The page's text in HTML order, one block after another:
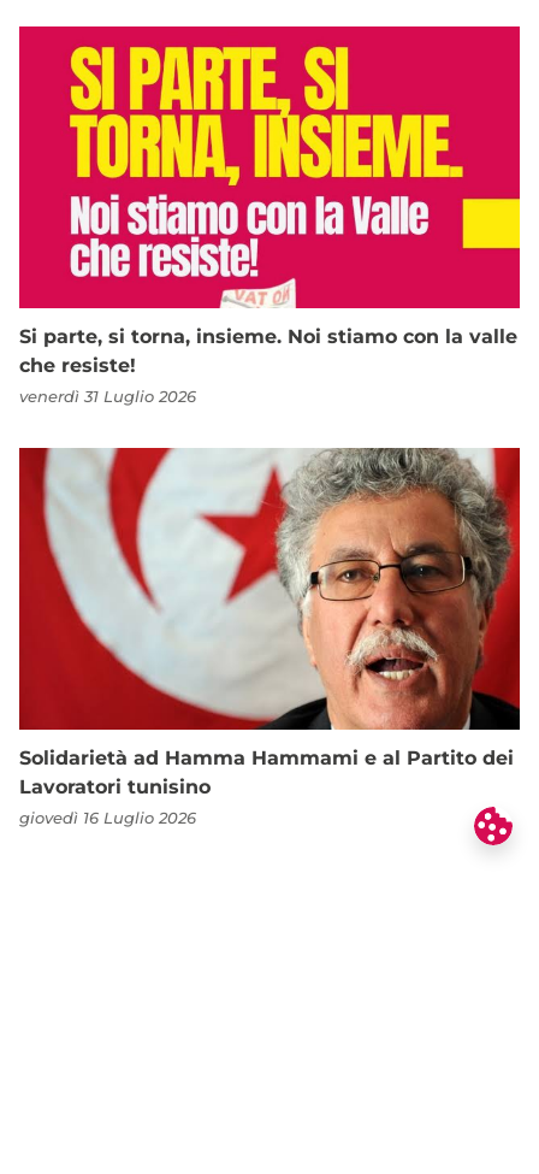
Si parte, si torna, insieme. Noi stiamo con la valle
che resiste!
venerdì 31 Luglio 2026
Solidarietà ad Hamma Hammami e al Partito dei
Lavoratori tunisino
giovedì 16 Luglio 2026